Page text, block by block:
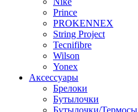
Prince
PROKENNEX
String Project
Tecnifibre
Wilson
Yonex
Аксессуары
Брелоки
Бутылочки
Бутылочки/Термосы